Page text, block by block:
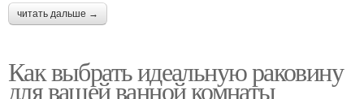
читать дальше →
Как выбрать идеальную раковину
для вашей ванной комнаты